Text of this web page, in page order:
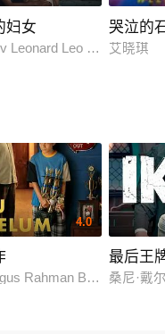
妇女
Leonard Leo Leba
哭泣的
艾晓琪
4.0
Rahman Bima Sena
最后王
桑尼·戴